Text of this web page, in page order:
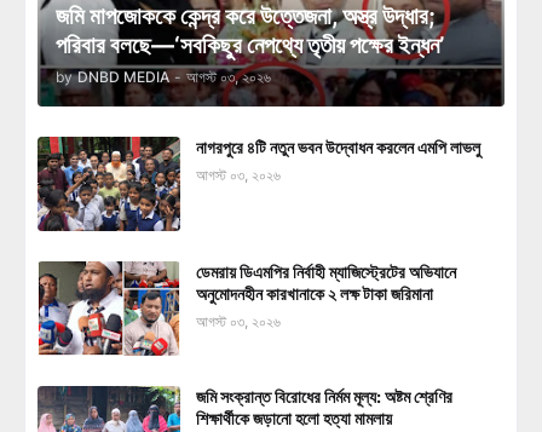
জমি মাপজোককে কেন্দ্র করে উত্তেজনা, অস্ত্র উদ্ধার;
পরিবার বলছে—‘সবকিছুর নেপথ্যে তৃতীয় পক্ষের ইন্ধন’
by DNBD MEDIA - আগস্ট ০৩, ২০২৬
নাগরপুরে ৪টি নতুন ভবন উদ্বোধন করলেন এমপি লাভলু
আগস্ট ০৩, ২০২৬
ডেমরায় ডিএমপির নির্বাহী ম্যাজিস্ট্রেটের অভিযানে
অনুমোদনহীন কারখানাকে ২ লক্ষ টাকা জরিমানা
আগস্ট ০৩, ২০২৬
জমি সংক্রান্ত বিরোধের নির্মম মূল্য: অষ্টম শ্রেণির
শিক্ষার্থীকে জড়ানো হলো হত্যা মামলায়